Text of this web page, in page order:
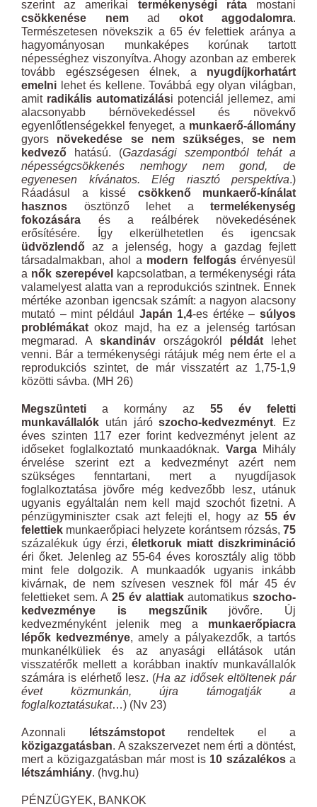
szerint az amerikai termékenységi rátamostani
csökkenése nemad okot aggodalomra.
Természetesen növekszik a 65 év felettiek aránya a
hagyományosan munkaképes korúnak tartott
népességhez viszonyítva. Ahogy azonban az emberek
tovább egészségesen élnek, a nyugdíjkorhatárt
emelni lehet és kellene. Továbbá egy olyan világban,
amit radikális automatizálási potenciál jellemez, ami
alacsonyabb bérnövekedéssel és növekvő
egyenlőtlenségekkel fenyeget, a munkaerő-állomány
gyors növekedése se nem szükséges, se nem
kedvező hatású. (Gazdasági szempontból tehát a
népességcsökkenés nemhogy nem gond, de
egyenesen kívánatos. Elég riasztó perspektíva.)
Ráadásul a kissé csökkenő munkaerő-kínálat
hasznos ösztönző lehet a termelékenység
fokozására és a reálbérek növekedésének
erősítésére. Így elkerülhetetlen és igencsak
üdvözlendő az a jelenség, hogy a gazdag fejlett
társadalmakban, ahol a modern felfogásérvényesül
a nők szerepével
kapcsolatban, a termékenységi ráta
valamelyest alatta van a reprodukciós szintnek. Ennek
mértéke azonban igencsak számít: a nagyon alacsony
mutató – mint például Japán 1,4-es értéke – súlyos
problémákat okoz majd, ha ez a jelenség tartósan
megmarad. A skandináv országokról példát lehet
venni. Bár a termékenységi rátájuk még nem érte el a
reprodukciós szintet, de már visszatért az 1,75-1,9
közötti sávba. (MH 26)
Megszünteti a kormány az 55 év feletti
munkavállalók után járószocho-kedvezményt. Ez
éves szinten 117 ezer forint kedvezményt jelent az
időseket foglalkoztató munkaadóknak. VargaMihály
érvelése szerint ezt a kedvezményt azért nem
szükséges fenntartani, mert a nyugdíjasok
foglalkoztatása jövőre még kedvezőbb lesz, utánuk
ugyanis egyáltalán nem kell majd szochót fizetni. A
pénzügyminiszter csak azt felejti el, hogy az 55 év
felettiek munkaerőpiaci helyzete korántsem rózsás, 75
százalékuk úgy érzi,életkoruk miatt diszkrimináció
éri őket. Jelenleg az 55-64 éves korosztály alig több
mint fele dolgozik. A munkaadók ugyanis inkább
kivárnak, de nem szívesen vesznek föl már 45 év
felettieket sem. A25 év alattiakautomatikusszocho-
kedvezménye is megszűnikjövőre. Új
kedvezményként jelenik meg a munkaerőpiacra
lépők kedvezménye, amely a pályakezdők, a tartós
munkanélküliek és az anyasági ellátások után
visszatérők mellett a korábban inaktív munkavállalók
számára is elérhető lesz. (Ha az idősek eltöltenek pár
évet közmunkán, újra támogatják a
foglalkoztatásukat…) (Nv 23)
Azonnali létszámstopotrendeltek el a
közigazgatásban. A szakszervezet nem érti a döntést,
mert a közigazgatásban már most is 10 százalékosa
létszámhiány. (hvg.hu)
PÉNZÜGYEK, BANKOK